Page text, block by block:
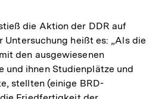
die Aktion der DDR auf
Untersuchung heißt es: „Als die
den ausgewiesenen
und ihnen Studienplätze und
stellten (einige BRD-